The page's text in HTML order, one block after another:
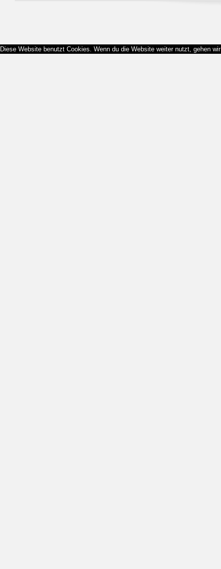
Diese Website benutzt Cookies. Wenn du die Website weiter nutzt, gehen